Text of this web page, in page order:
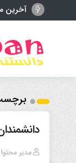
آخرین
مدیر محتوا